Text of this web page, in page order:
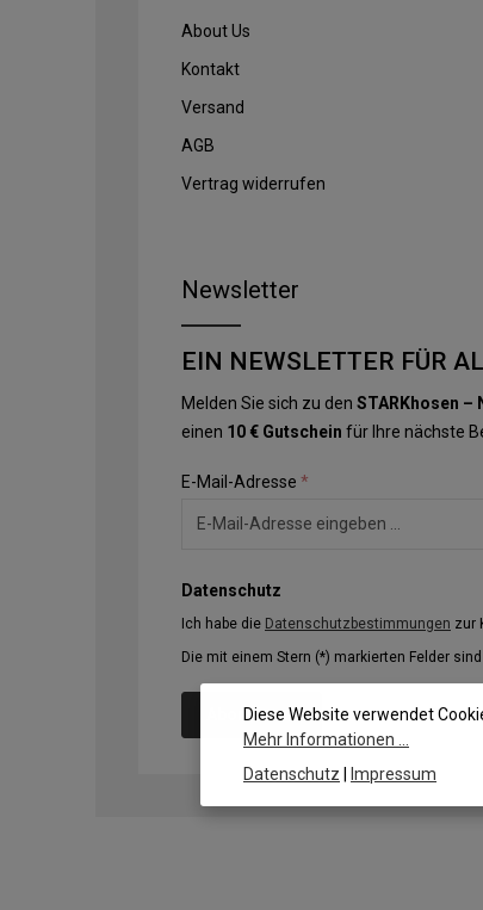
About Us
Kontakt
Versand
AGB
Vertrag widerrufen
Newsletter
EIN NEWSLETTER FÜR
Melden Sie sich zu den STARKhosen –
einen 10 € Gutschein für Ihre nächste
E-Mail-Adresse *
Datenschutz
Ich habe die Datenschutzbestimmungen zur
Die mit einem Stern (*) markierten Felder
Abonnieren
Diese Website verwendet
Mehr Informationen ...
Datenschutz
Impressum